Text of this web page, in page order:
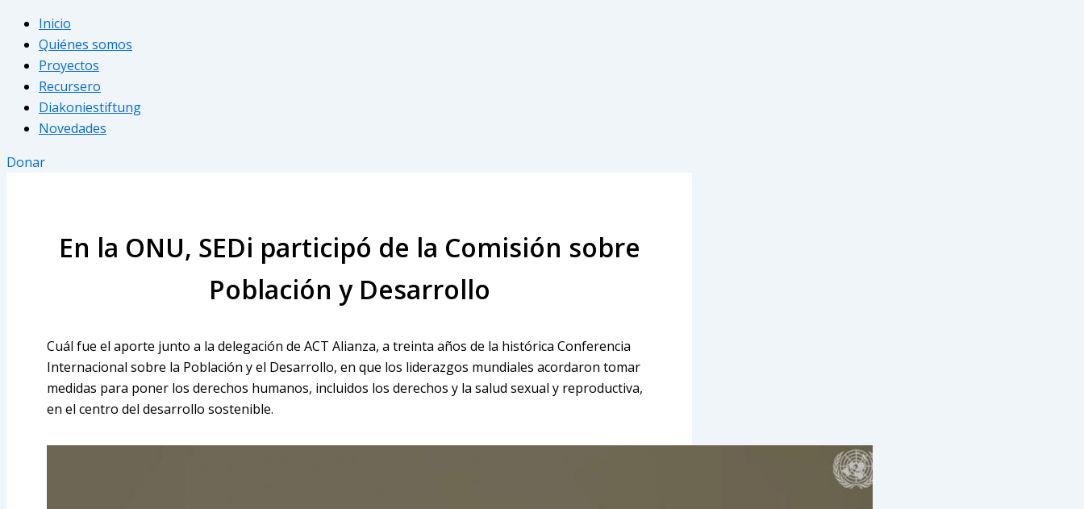
Inicio
Quiénes somos
Proyectos
Recursero
Diakoniestiftung
Novedades
Donar
En la ONU, SEDi participó de la Comisión sobre
Población y Desarrollo
Cuál fue el aporte junto a la delegación de ACT Alianza, a treinta años de la histórica Conferencia
Internacional sobre la Población y el Desarrollo, en que los liderazgos mundiales acordaron tomar
medidas para poner los derechos humanos, incluidos los derechos y la salud sexual y reproductiva,
en el centro del desarrollo sostenible.